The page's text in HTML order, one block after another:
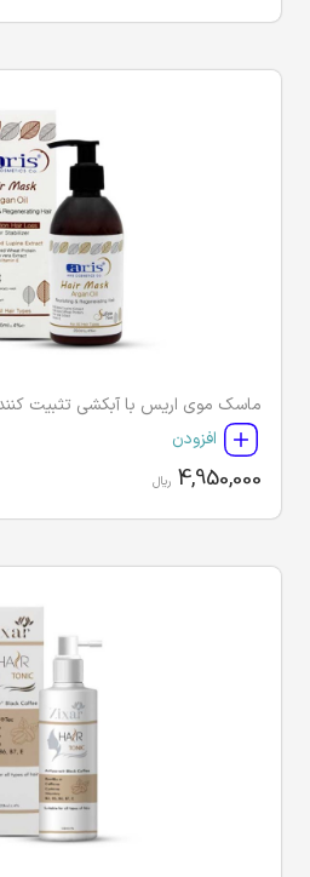
افزودن
4,950,000 ریال